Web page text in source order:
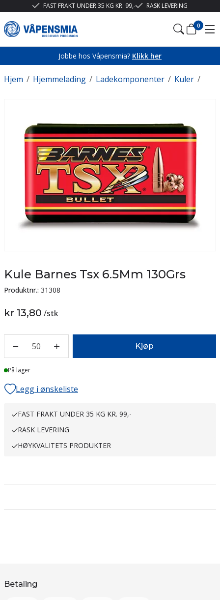
FAST FRAKT UNDER 35 KG KR. 99,- RASK LEVERING
0
Jobbe hos Våpensmia? Klikk her
/
Hjem /
Hjemmelading /
Ladekomponenter /
Kuler
Kule Barnes Tsx 6.5Mm 130Grs
Produktnr.: 31308
kr 13,80 /stk
50 Kjøp
På lager
Legg i ønskeliste
FAST FRAKT UNDER 35 KG KR. 99,-
RASK LEVERING
HØYKVALITETS PRODUKTER
Betaling